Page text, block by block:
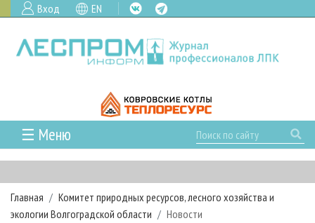
Вход EN
☰ Меню
ГЛАВНАЯ
РУБРИКИ И ТЕМЫ
РУБРИКИ ЖУРНАЛА
НОВОСТИ
Главная
Комитет природных ресурсов, лесного хозяйства и
экологии Волгоградской области
Новости